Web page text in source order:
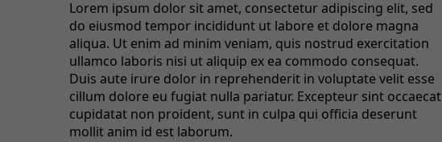
Lorem ipsum dolor sit amet, consectetur adipiscing elit, sed
do eiusmod tempor incididunt ut labore et dolore magna
aliqua. Ut enim ad minim veniam, quis nostrud exercitation
ullamco laboris nisi ut aliquip ex ea commodo consequat.
Duis aute irure dolor in reprehenderit in voluptate velit esse
cillum dolore eu fugiat nulla pariatur. Excepteur sint occaecat
cupidatat non proident, sunt in culpa qui officia deserunt
mollit anim id est laborum.